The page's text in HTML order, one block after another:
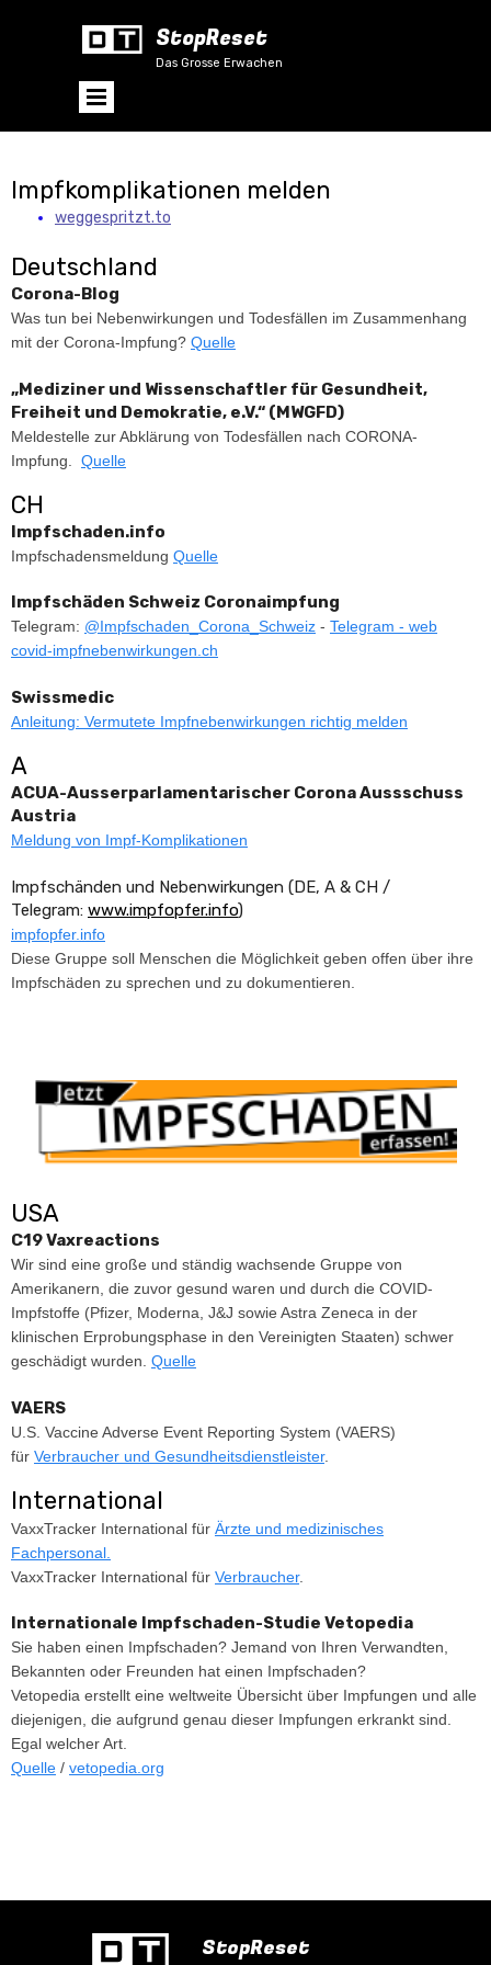
Das Grosse Erwachen
StopReset
Impfkomplikationen melden
weggespritzt.to
Deutschland
Corona-Blog
Was tun bei Nebenwirkungen und Todesfällen im Zusammenhang
mit der Corona-Impfung? Quelle
„Mediziner und Wissenschaftler für Gesundheit,
Freiheit und Demokratie, e.V.“ (MWGFD)
Meldestelle zur Abklärung von Todesfällen nach CORONA-
Impfung. Quelle
CH
Impfschaden.info
Impfschadensmeldung Quelle
Impfschäden Schweiz Coronaimpfung
Telegram: @Impfschaden_Corona_Schweiz - Telegram - web
covid-impfnebenwirkungen.ch
Swissmedic
Anleitung: Vermutete Impfnebenwirkungen richtig melden
A
ACUA-Ausserparlamentarischer Corona Aussschuss
Austria
Meldung von Impf-Komplikationen
Impfschänden und Nebenwirkungen (DE, A & CH /
Telegram: www.impfopfer.info)
impfopfer.info
Diese Gruppe soll Menschen die Möglichkeit geben offen über ihre
Impfschäden zu sprechen und zu dokumentieren.
USA
C19 Vaxreactions
Wir sind eine große und ständig wachsende Gruppe von
Amerikanern, die zuvor gesund waren und durch die COVID-
Impfstoffe (Pfizer, Moderna, J&J sowie Astra Zeneca in der
klinischen Erprobungsphase in den Vereinigten Staaten) schwer
geschädigt wurden. Quelle
VAERS
U.S. Vaccine Adverse Event Reporting System (VAERS)
für Verbraucher und Gesundheitsdienstleister.
International
VaxxTracker International für Ärzte und medizinisches
Fachpersonal.
VaxxTracker International für Verbraucher.
Internationale Impfschaden-Studie Vetopedia
Sie haben einen Impfschaden? Jemand von Ihren Verwandten,
Bekannten oder Freunden hat einen Impfschaden?
Vetopedia erstellt eine weltweite Übersicht über Impfungen und alle
diejenigen, die aufgrund genau dieser Impfungen erkrankt sind.
Egal welcher Art.
Quelle / vetopedia.org
StopReset